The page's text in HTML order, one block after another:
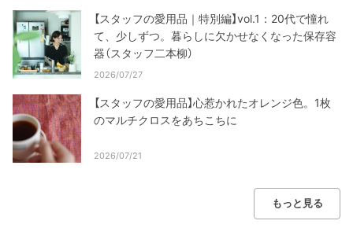
【スタッフの愛用品｜特別編】vol.1：20代で憧れ
て、少しずつ。暮らしに欠かせなくなった保存容
器（スタッフ二本柳）
2026/07/27
【スタッフの愛用品】心惹かれたオレンジ色。1枚
のマルチクロスをあちこちに
2026/07/21
もっと見る